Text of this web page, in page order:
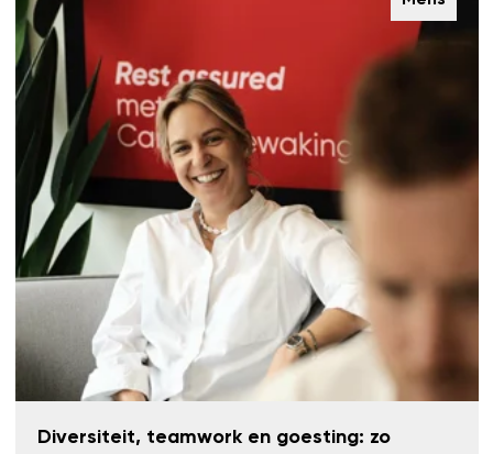
Diversiteit, teamwork en goesting: zo